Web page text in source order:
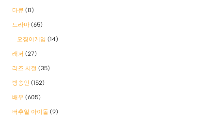
다큐 (8)
드라마 (65)
오징어게임 (14)
래퍼 (27)
리즈 시절 (35)
방송인 (152)
배우 (605)
버추얼 아이돌 (9)